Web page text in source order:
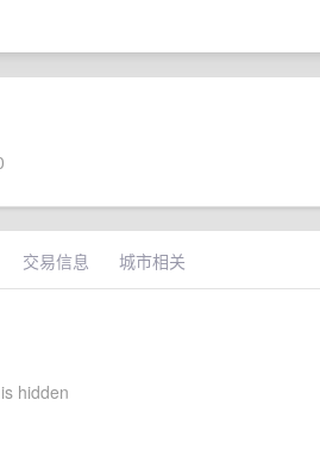
交易信息 城市相关
hidden